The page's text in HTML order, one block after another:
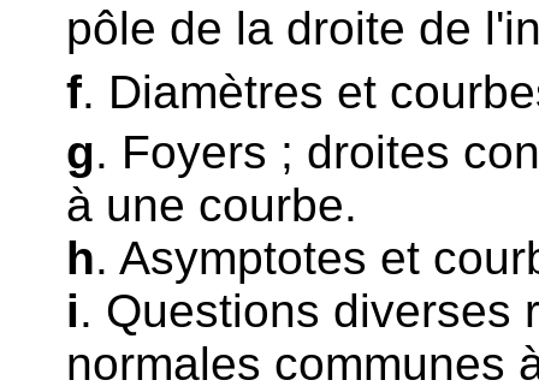
pôle de la droite de
f. Diamètres et
g. Foyers ; droites
à une courbe.
h. Asymptotes et
i. Questions diverses
normales communes